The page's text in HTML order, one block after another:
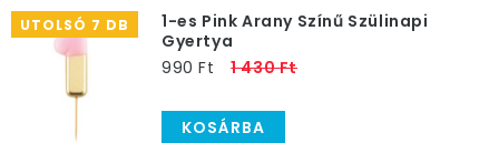
UTOLSÓ 7 DB
1-es Pink Arany Színű Szülinapi
Gyertya
990 Ft
1 430 Ft
KOSÁRBA